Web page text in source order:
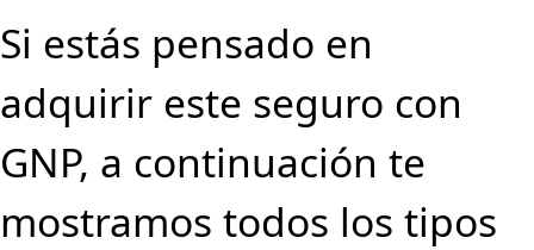
Si estás pensado en
adquirir este seguro con
GNP, a continuación te
mostramos todos los tipos